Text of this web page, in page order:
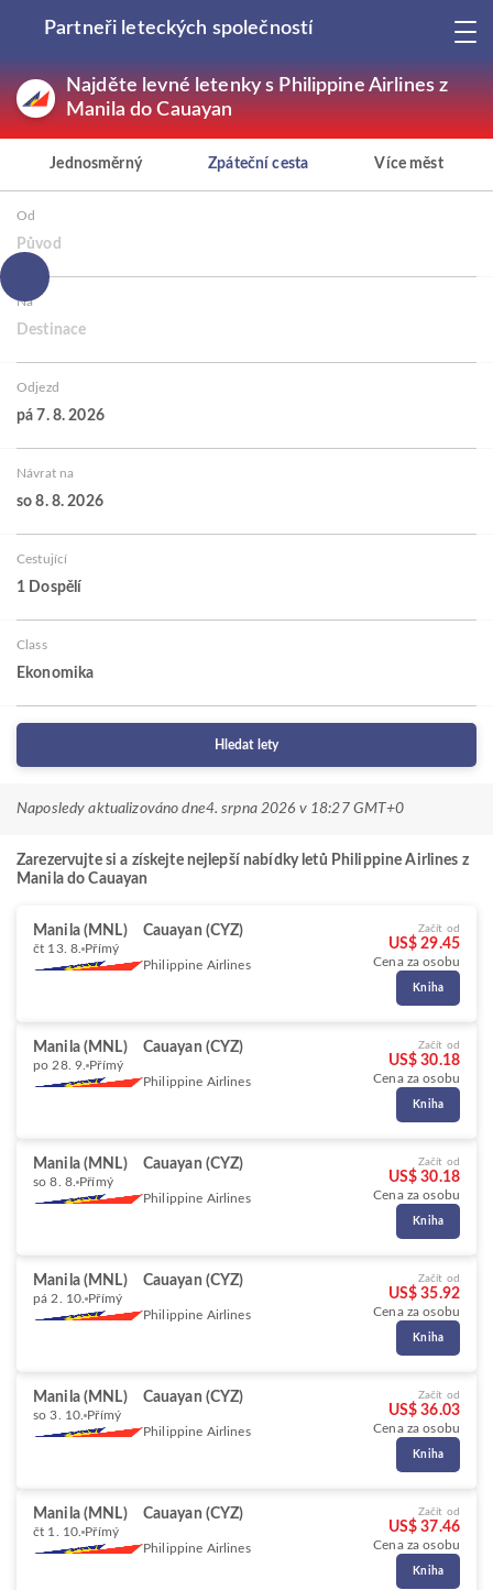
Partneři leteckých společností
Najděte levné letenky s Philippine Airlines z
Manila do Cauayan
Jednosměrný Zpáteční cesta Více měst
Od
Původ
Na
Destinace
Odjezd
pá 7. 8. 2026
Návrat na
so 8. 8. 2026
Cestující
1 Dospělí
Class
Ekonomika
Hledat lety
Naposledy aktualizováno dne4. srpna 2026 v 18:27 GMT+0
Zarezervujte si a získejte nejlepší nabídky letů Philippine Airlines z
Manila do Cauayan
Manila (MNL) Cauayan (CYZ)
čt 13. 8. Přímý
Philippine Airlines
Začít od
US$ 29.45
Cena za osobu
Kniha
Manila (MNL) Cauayan (CYZ)
po 28. 9. Přímý
Philippine Airlines
Začít od
US$ 30.18
Cena za osobu
Kniha
Manila (MNL) Cauayan (CYZ)
so 8. 8. Přímý
Philippine Airlines
Začít od
US$ 30.18
Cena za osobu
Kniha
Manila (MNL) Cauayan (CYZ)
pá 2. 10. Přímý
Philippine Airlines
Začít od
US$ 35.92
Cena za osobu
Kniha
Manila (MNL) Cauayan (CYZ)
so 3. 10. Přímý
Philippine Airlines
Začít od
US$ 36.03
Cena za osobu
Kniha
Manila (MNL) Cauayan (CYZ)
čt 1. 10. Přímý
Philippine Airlines
Začít od
US$ 37.46
Cena za osobu
Kniha